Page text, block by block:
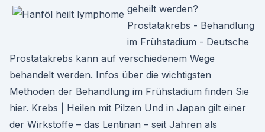
geheilt werden?
Prostatakrebs - Behandlung
im Frühstadium - Deutsche
Prostatakrebs kann auf verschiedenem Wege
behandelt werden. Infos über die wichtigsten
Methoden der Behandlung im Frühstadium finden Sie
hier. Krebs | Heilen mit Pilzen Und in Japan gilt einer
der Wirkstoffe – das Lentinan – seit Jahren als